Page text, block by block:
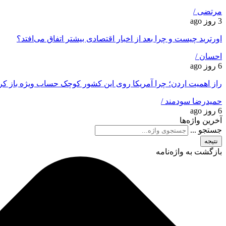
مرتضی /
3 روز ago
اورترید چیست و چرا بعد از اخبار اقتصادی بیشتر اتفاق می‌افتد؟
احسان /
6 روز ago
راز اهمیت اردن؛ چرا آمریکا روی این کشور کوچک حساب ویژه باز
حمیدرضا سودمند /
6 روز ago
آخرین واژه‌ها
جستجو ...
نتیجه
بازگشت به واژه‌نامه